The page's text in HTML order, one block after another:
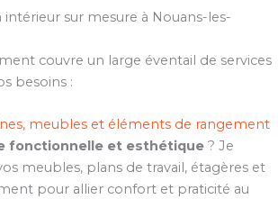
sur mesure à Nouans-les-
couvre un large éventail de services
besoins :
meubles et éléments de rangement
fonctionnelle et esthétique ? Je
meubles, plans de travail, étagères et
pour allier confort et praticité au